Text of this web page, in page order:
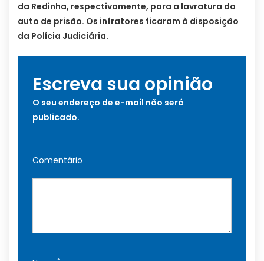
da Redinha, respectivamente, para a lavratura do
auto de prisão. Os infratores ficaram à disposição
da Polícia Judiciária.
Escreva sua opinião
O seu endereço de e-mail não será
publicado.
Comentário